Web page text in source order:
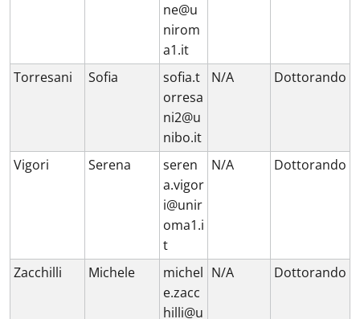
ne@u
nirom
a1.it
Torresani Sofia
sofia.t
orresa
ni2@u
nibo.it
N/A Dottorando
Vigori Serena
seren
a.vigor
i@unir
oma1.i
t
N/A Dottorando
Zacchilli Michele
michel
e.zacc
hilli@u
N/A Dottorando